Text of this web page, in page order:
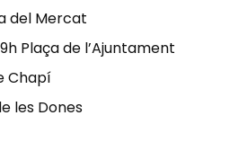
del Mercat
Plaça de l’Ajuntament
Chapí
les Dones